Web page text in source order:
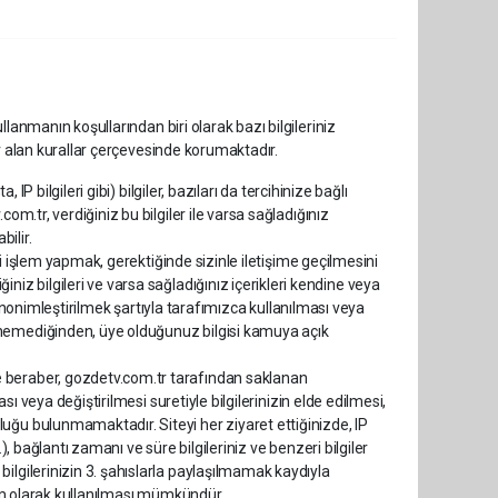
koşullarından biri olarak bazı bilgileriniz
kurallar çerçevesinde korumaktadır.
IP bilgileri gibi) bilgiler, bazıları da tercihinize bağlı
verdiğiniz bu bilgiler ile varsa sağladığınız
işlem yapmak, gerektiğinde sizinle iletişime geçilmesini
bilgileri ve varsa sağladığınız içerikleri kendine veya
şartıyla tarafımızca kullanılması veya
üye olduğunuz bilgisi kamuya açık
gozdetv.com.tr tarafından saklanan
veya değiştirilmesi suretiyle bilgilerinizin elde edilmesi,
bulunmamaktadır. Siteyi her ziyaret ettiğinizde, IP
bağlantı zamanı ve süre bilgileriniz ve benzeri bilgiler
3. şahıslarla paylaşılmamak kaydıyla